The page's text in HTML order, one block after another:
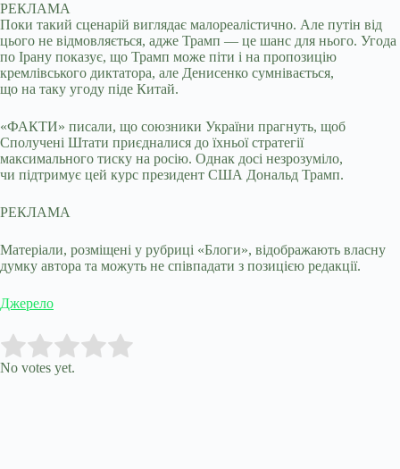
РЕКЛАМА
Поки такий сценарій виглядає малореалістично. Але путін від
цього не відмовляється, адже Трамп — це шанс для нього. Угода
по Ірану показує, що Трамп може піти і на пропозицію
кремлівського диктатора, але Денисенко сумнівається,
що на таку угоду піде Китай.
«ФАКТИ» писали, що союзники України прагнуть, щоб
Сполучені Штати приєдналися до їхньої стратегії
максимального тиску на росію. Однак досі незрозуміло,
чи підтримує цей курс президент США Дональд Трамп.
РЕКЛАМА
Матеріали, розміщені у рубриці «Блоги», відображають власну
думку автора та можуть не співпадати з позицією редакції.
Джерело
Rate this item:
No votes yet.